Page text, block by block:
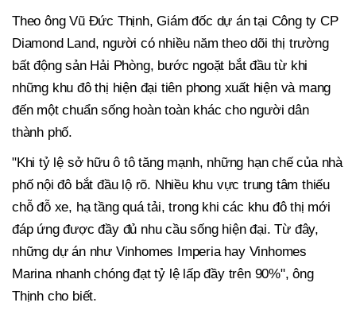
Theo ông Vũ Đức Thịnh, Giám đốc dự án tại Công ty CP
Diamond Land, người có nhiều năm theo dõi thị trường
bất động sản Hải Phòng, bước ngoặt bắt đầu từ khi
những khu đô thị hiện đại tiên phong xuất hiện và mang
đến một chuẩn sống hoàn toàn khác cho người dân
thành phố.
"Khi tỷ lệ sở hữu ô tô tăng mạnh, những hạn chế của nhà
phố nội đô bắt đầu lộ rõ. Nhiều khu vực trung tâm thiếu
chỗ đỗ xe, hạ tầng quá tải, trong khi các khu đô thị mới
đáp ứng được đầy đủ nhu cầu sống hiện đại. Từ đây,
những dự án như Vinhomes Imperia hay Vinhomes
Marina nhanh chóng đạt tỷ lệ lấp đầy trên 90%", ông
Thịnh cho biết.